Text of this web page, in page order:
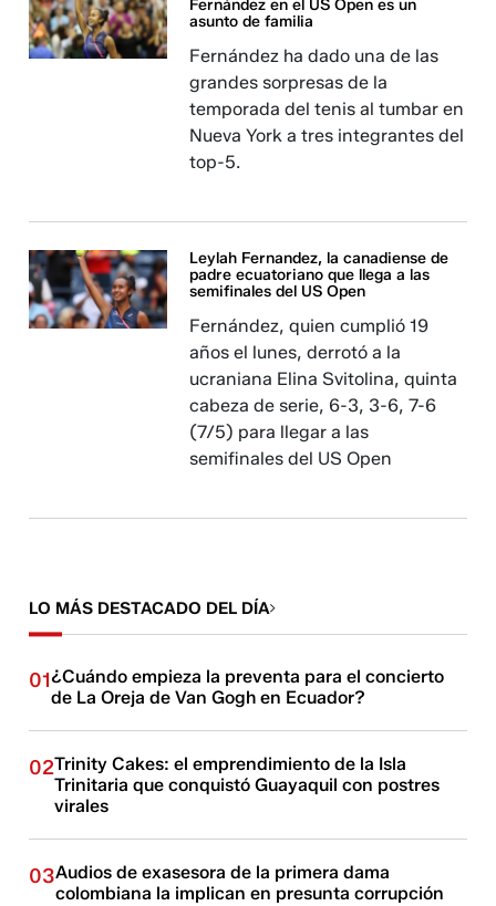
Fernández en el US Open es un
asunto de familia
Fernández ha dado una de las
grandes sorpresas de la
temporada del tenis al tumbar en
Nueva York a tres integrantes del
top-5.
Leylah Fernandez, la canadiense de
padre ecuatoriano que llega a las
semifinales del US Open
Fernández, quien cumplió 19
años el lunes, derrotó a la
ucraniana Elina Svitolina, quinta
cabeza de serie, 6-3, 3-6, 7-6
(7/5) para llegar a las
semifinales del US Open
LO MÁS DESTACADO DEL DÍA
01¿Cuándo empieza la preventa para el concierto
de La Oreja de Van Gogh en Ecuador?
02Trinity Cakes: el emprendimiento de la Isla
Trinitaria que conquistó Guayaquil con postres
virales
03Audios de exasesora de la primera dama
colombiana la implican en presunta corrupción